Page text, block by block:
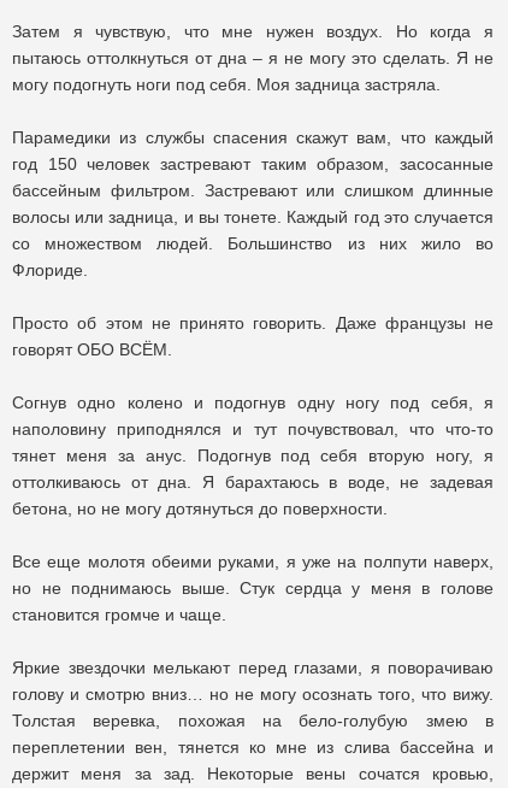
Затем я чувствую, что мне нужен воздух. Но когда я
пытаюсь оттолкнуться от дна – я не могу это сделать. Я не
могу подогнуть ноги под себя. Моя задница застряла.
Парамедики из службы спасения скажут вам, что каждый
год 150 человек застревают таким образом, засосанные
бассейным фильтром. Застревают или слишком длинные
волосы или задница, и вы тонете. Каждый год это случается
со множеством людей. Большинство из них жило во
Флориде.
Просто об этом не принято говорить. Даже французы не
говорят ОБО ВСЁМ.
Согнув одно колено и подогнув одну ногу под себя, я
наполовину приподнялся и тут почувствовал, что что-то
тянет меня за анус. Подогнув под себя вторую ногу, я
оттолкиваюсь от дна. Я барахтаюсь в воде, не задевая
бетона, но не могу дотянуться до поверхности.
Все еще молотя обеими руками, я уже на полпути наверх,
но не поднимаюсь выше. Стук сердца у меня в голове
становится громче и чаще.
Яркие звездочки мелькают перед глазами, я поворачиваю
голову и смотрю вниз… но не могу осознать того, что вижу.
Толстая веревка, похожая на бело-голубую змею в
переплетении вен, тянется ко мне из слива бассейна и
держит меня за зад. Некоторые вены сочатся кровью,